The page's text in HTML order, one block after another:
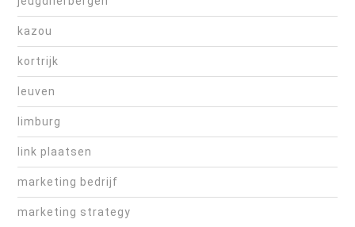
kazou
kortrijk
leuven
limburg
link plaatsen
marketing bedrijf
marketing strategy